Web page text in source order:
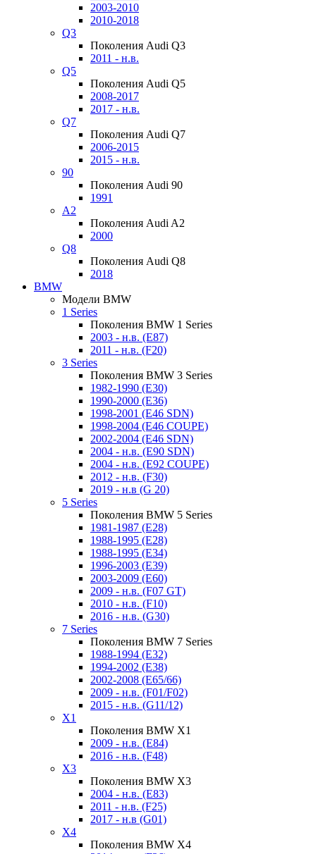
2003-2010
2010-2018
Q3
Поколения Audi Q3
2011 - н.в.
Q5
Поколения Audi Q5
2008-2017
2017 - н.в.
Q7
Поколения Audi Q7
2006-2015
2015 - н.в.
90
Поколения Audi 90
1991
A2
Поколения Audi A2
2000
Q8
Поколения Audi Q8
2018
BMW
Модели BMW
1 Series
Поколения BMW 1 Series
2003 - н.в. (E87)
2011 - н.в. (F20)
3 Series
Поколения BMW 3 Series
1982-1990 (E30)
1990-2000 (E36)
1998-2001 (E46 SDN)
1998-2004 (E46 COUPE)
2002-2004 (E46 SDN)
2004 - н.в. (E90 SDN)
2004 - н.в. (E92 COUPE)
2012 - н.в. (F30)
2019 - н.в (G 20)
5 Series
Поколения BMW 5 Series
1981-1987 (E28)
1988-1995 (E28)
1988-1995 (E34)
1996-2003 (E39)
2003-2009 (E60)
2009 - н.в. (F07 GT)
2010 - н.в. (F10)
2016 - н.в. (G30)
7 Series
Поколения BMW 7 Series
1988-1994 (E32)
1994-2002 (E38)
2002-2008 (E65/66)
2009 - н.в. (F01/F02)
2015 - н.в. (G11/12)
X1
Поколения BMW X1
2009 - н.в. (E84)
2016 - н.в. (F48)
X3
Поколения BMW X3
2004 - н.в. (E83)
2011 - н.в. (F25)
2017 - н.в (G01)
X4
Поколения BMW X4